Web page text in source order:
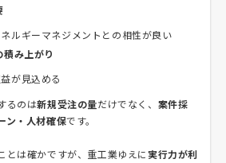
ルギーマネジメントとの相性が良い
み上がり
が見込める
るのは新規受注の量だけでなく、 案件採
ン・人材確保です。
とは確かですが、重工業ゆえに実行力が利